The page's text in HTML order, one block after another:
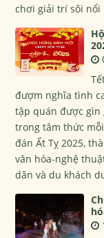
chơi giải trí sôi nổi
đượm nghĩa tình
tập quán được
trong tâm thức
đán Ất Tỵ 2025,
văn hóa-nghệ
dân và du khách